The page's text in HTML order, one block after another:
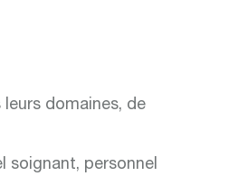
domaines, de
soignant, personnel